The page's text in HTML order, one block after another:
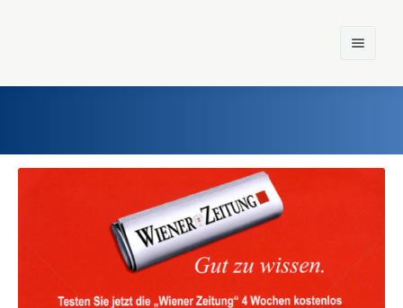
Home
Marken
Konzerne